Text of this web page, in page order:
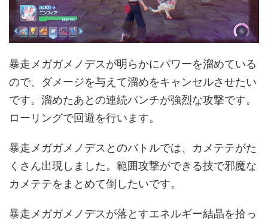
暴走メガガメノデスが明らかにパワーを溜めている
ので、ダメージを与えて溜めをキャンセルさせたい
です。溜めたあとの連続パンチが強烈な攻撃です。
ローリングで回避を行います。
暴走メガガメノデスとのバトルでは、カメテテがた
くさん出現しました。範囲攻撃ができる技で邪魔な
カメテテをまとめて倒したいです。
暴走メガガメノデスが落とすエネルギー結晶を拾っ